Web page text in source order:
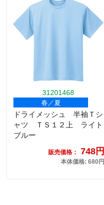
31201468
春／夏
ドライメッシュ 半袖Ｔシ
ャツ ＴＳ１２上 ライト
ブルー
販売価格： 748円
本体価格: 680円